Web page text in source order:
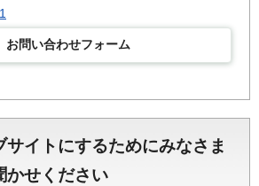
お問い合わせフォーム
サイトにするためにみなさま
かせください